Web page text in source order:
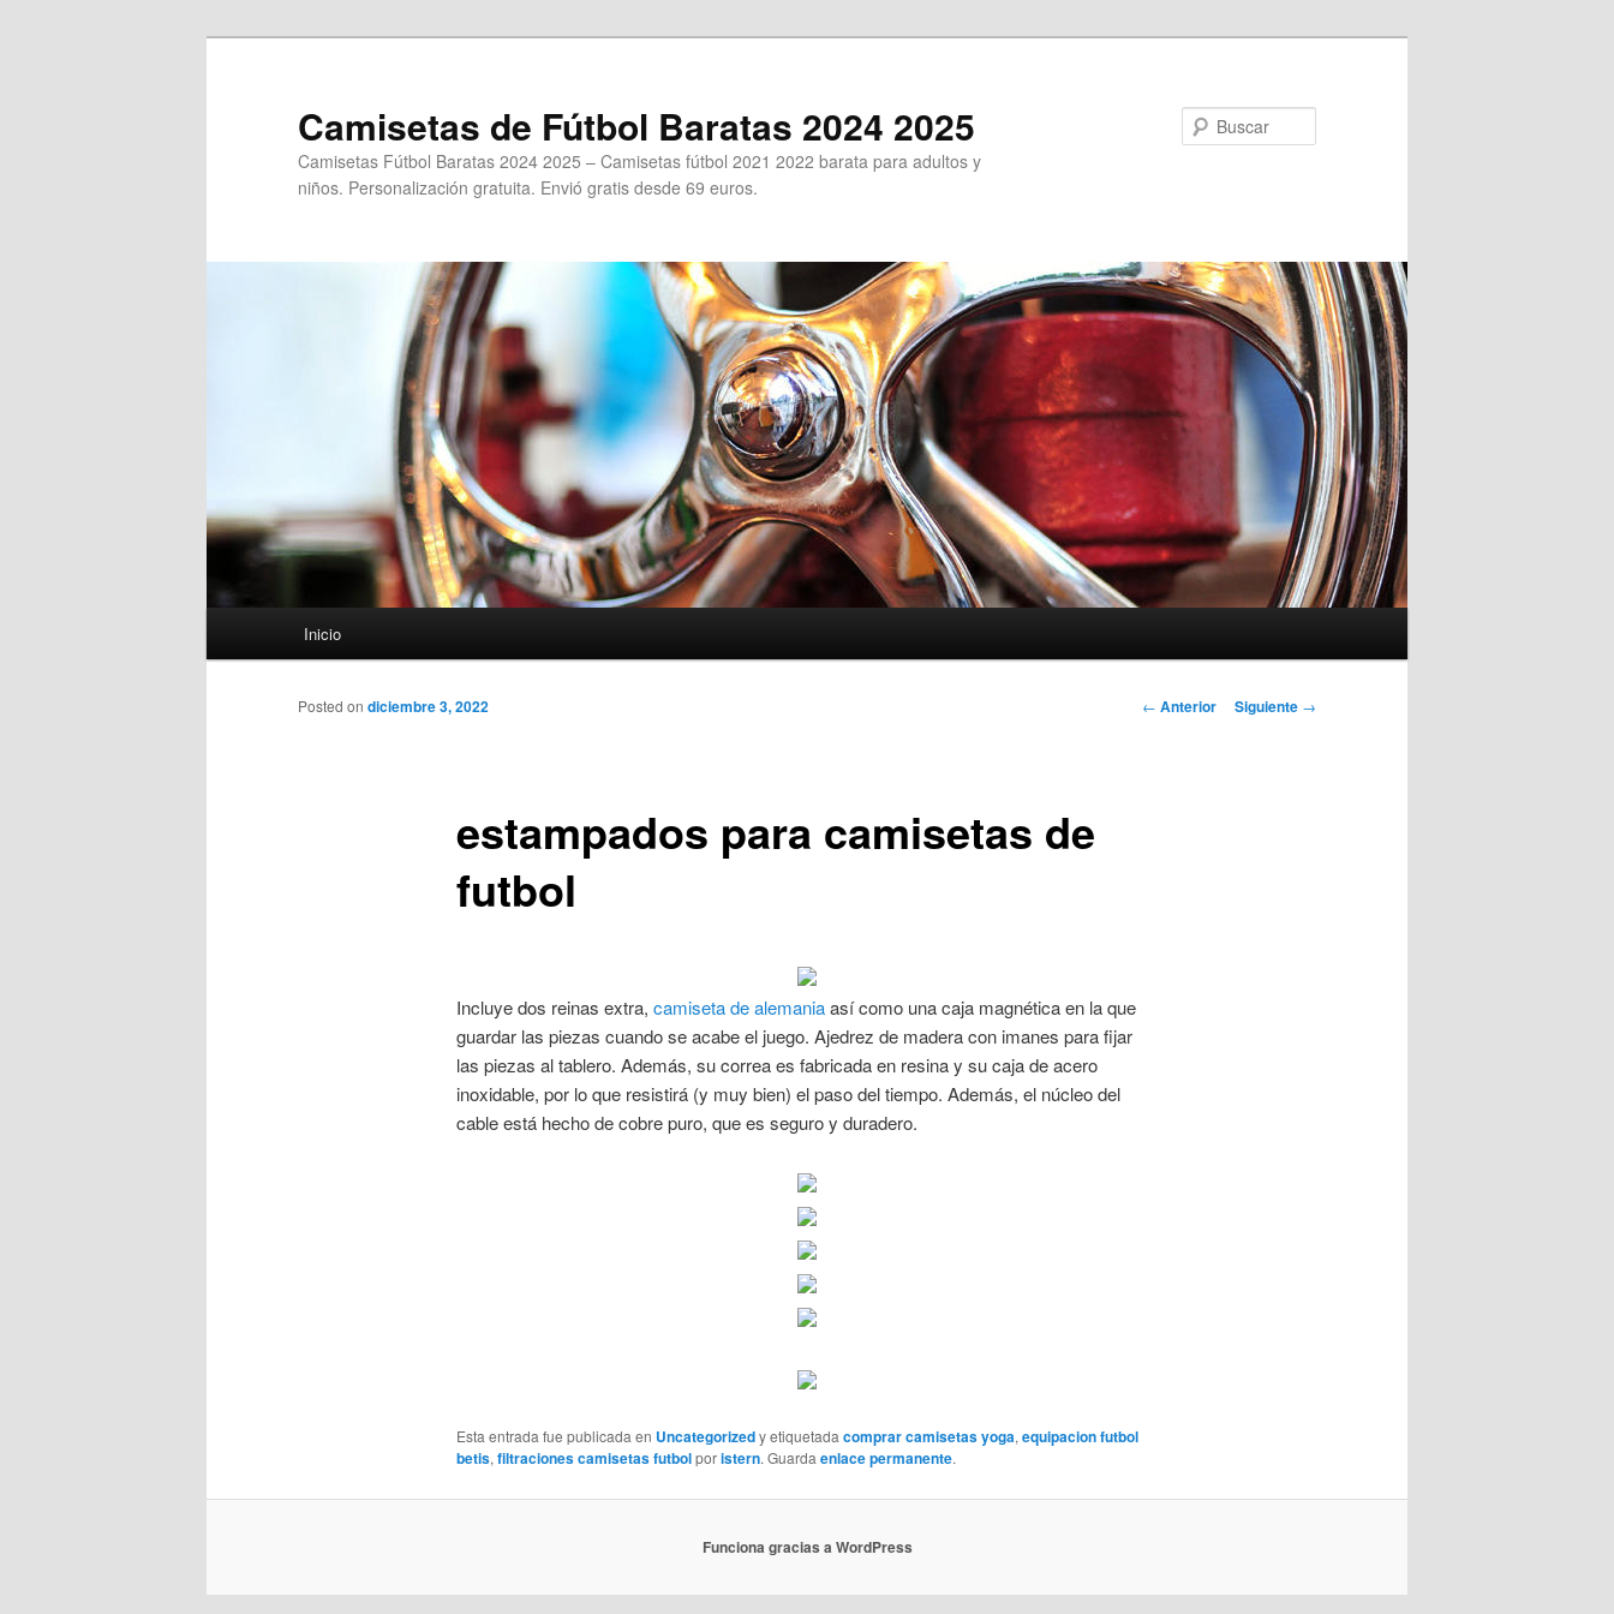
Camisetas de Fútbol Baratas 2024 2025
Camisetas Fútbol Baratas 2024 2025 – Camisetas fútbol 2021 2022 barata para adultos y
niños. Personalización gratuita. Envió gratis desde 69 euros.
Inicio
Navegación
← Anterior Siguiente →
estampados para camisetas de
futbol
Posted on diciembre 3, 2022
Incluye dos reinas extra, camiseta de alemaniaasí como una caja magnética en la que
guardar las piezas cuando se acabe el juego. Ajedrez de madera con imanes para fijar
las piezas al tablero. Además, su correa es fabricada en resina y su caja de acero
inoxidable, por lo que resistirá (y muy bien) el paso del tiempo. Además, el núcleo del
cable está hecho de cobre puro, que es seguro y duradero.
Esta entrada fue publicada en Uncategorizedy etiquetadacomprar camisetas yoga,equipacion futbol
betis,filtraciones camisetas futbolporistern. Guardaenlace permanente.
Funciona gracias a WordPress